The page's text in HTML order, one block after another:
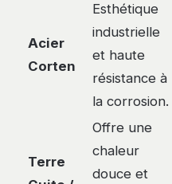
Acier
Corten
Esthétique
industrielle
et haute
résistance à
la corrosion.
Terre
Offre une
chaleur
douce et